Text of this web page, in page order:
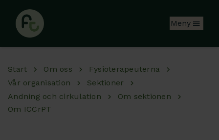
Meny
Start Om oss
Fysioterapeuterna
Vår organisation
Sektioner
Andning och cirkulation
Om sektionen
Om ICCrPT